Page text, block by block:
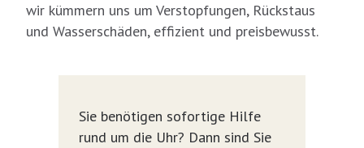
wir kümmern uns um Verstopfungen, Rückstaus
und Wasserschäden, effizient und preisbewusst.
Sie benötigen sofortige Hilfe
rund um die Uhr? Dann sind Sie